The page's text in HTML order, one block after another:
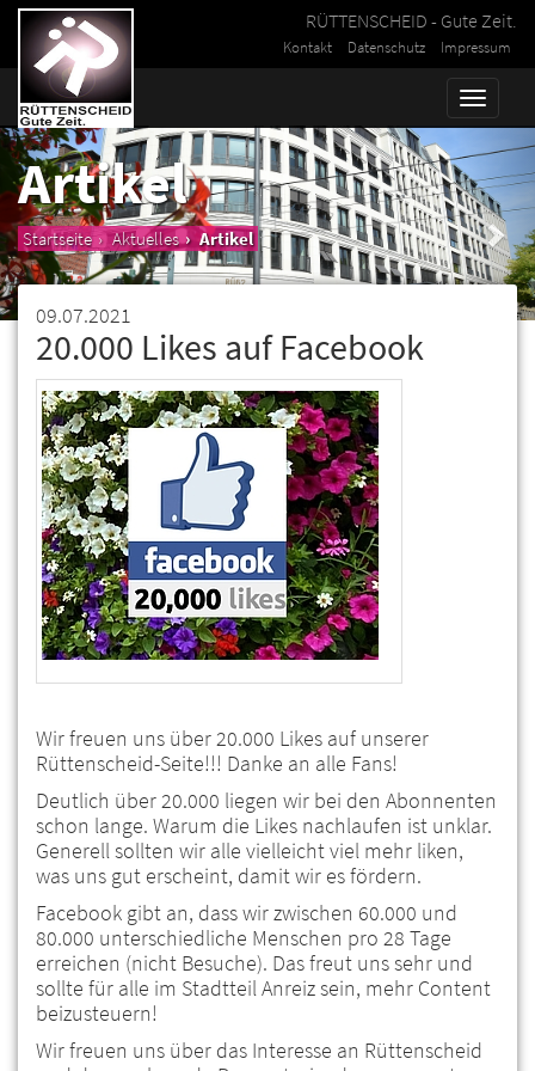
RÜTTENSCHEID - Gute Zeit.
Kontakt Datenschutz Impressum
Toggle
Artikel
Startseite Aktuelles Artikel
09.07.2021
20.000 Likes auf Facebook
Wir freuen uns über 20.000 Likes auf unserer
Rüttenscheid-Seite!!! Danke an alle Fans!
Deutlich über 20.000 liegen wir bei den Abonnenten
schon lange. Warum die Likes nachlaufen ist unklar.
Generell sollten wir alle vielleicht viel mehr liken,
was uns gut erscheint, damit wir es fördern.
Facebook gibt an, dass wir zwischen 60.000 und
80.000 unterschiedliche Menschen pro 28 Tage
erreichen (nicht Besuche). Das freut uns sehr und
sollte für alle im Stadtteil Anreiz sein, mehr Content
beizusteuern!
Wir freuen uns über das Interesse an Rüttenscheid